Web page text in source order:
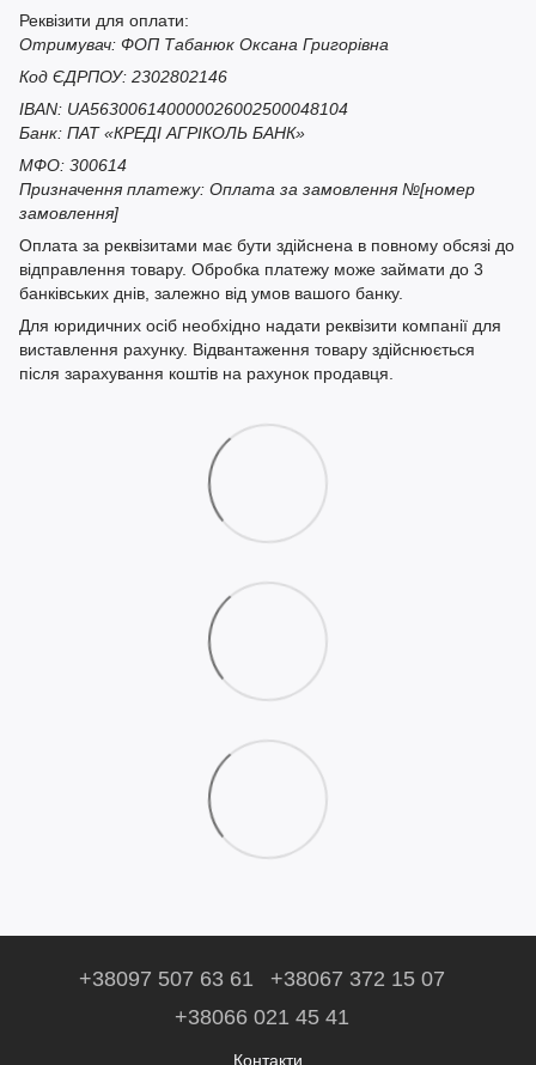
Реквізити для оплати:
Отримувач: ФОП Табанюк Оксана Григорівна
Код ЄДРПОУ: 2302802146
IBAN: UA563006140000026002500048104
Банк: ПАТ «КРЕДІ АГРІКОЛЬ БАНК»
МФО: 300614
Призначення платежу: Оплата за замовлення №[номер
замовлення]
Оплата за реквізитами має бути здійснена в повному обсязі до
відправлення товару. Обробка платежу може займати до 3
банківських днів, залежно від умов вашого банку.
Для юридичних осіб необхідно надати реквізити компанії для
виставлення рахунку. Відвантаження товару здійснюється
після зарахування коштів на рахунок продавця.
+38097 507 63 61
+38067 372 15 07
+38066 021 45 41
Контакти